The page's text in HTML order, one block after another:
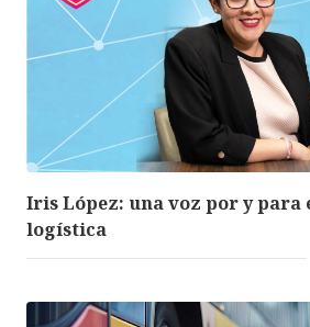
Iris López: una voz por y para
logística